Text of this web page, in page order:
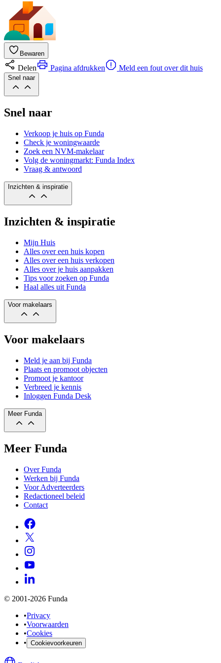
Bewaren
Delen Pagina afdrukken Meld een fout over dit huis
Snel naar
Snel naar
Verkoop je huis op Funda
Check je woningwaarde
Zoek een NVM-makelaar
Volg de woningmarkt: Funda Index
Vraag & antwoord
Inzichten & inspiratie
Inzichten & inspiratie
Mijn Huis
Alles over een huis kopen
Alles over een huis verkopen
Alles over je huis aanpakken
Tips voor zoeken op Funda
Haal alles uit Funda
Voor makelaars
Voor makelaars
Meld je aan bij Funda
Plaats en promoot objecten
Promoot je kantoor
Verbreed je kennis
Inloggen Funda Desk
Meer Funda
Meer Funda
Over Funda
Werken bij Funda
Voor Adverteerders
Redactioneel beleid
Contact
© 2001-2026 Funda
•Privacy
•Voorwaarden
•Cookies
• Cookievoorkeuren